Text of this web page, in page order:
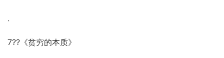
.
7??《贫穷的本质》